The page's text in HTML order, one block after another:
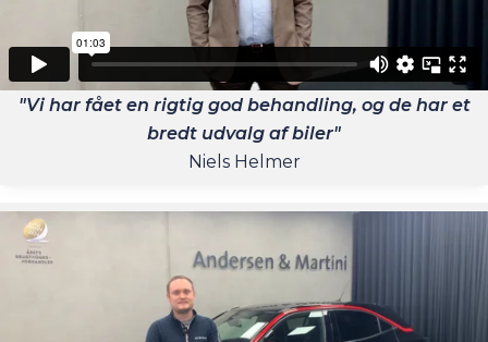
"Vi har fået en rigtig god behandling, og de har et
bredt udvalg af biler"
Niels Helmer